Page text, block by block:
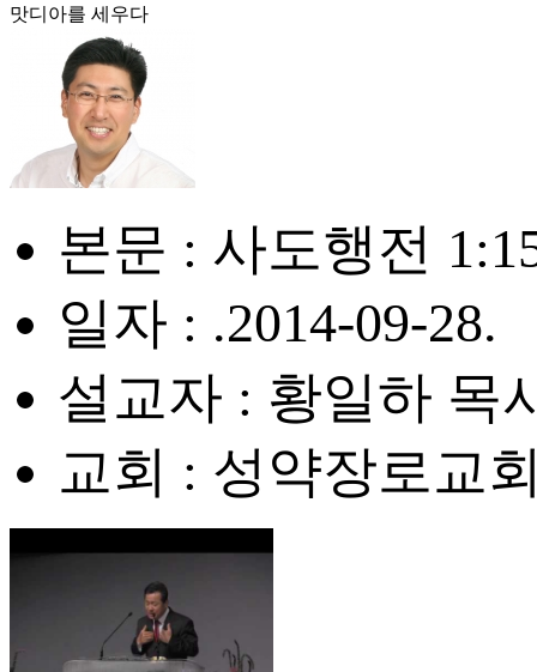
맛디아를 세우다
본문 : 사도행전
일자 : .2014-09-28.
설교자 : 황일하 목
교회 : 성약장로교